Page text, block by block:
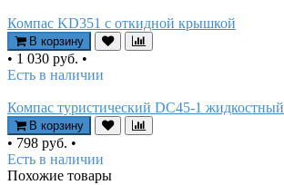
Компас KD351 с откидной крышкой
В корзину
• 1 030 руб. •
Есть в наличии
Компас туристический DC45-1 жидкостный
В корзину
• 798 руб. •
Есть в наличии
Похожие товары